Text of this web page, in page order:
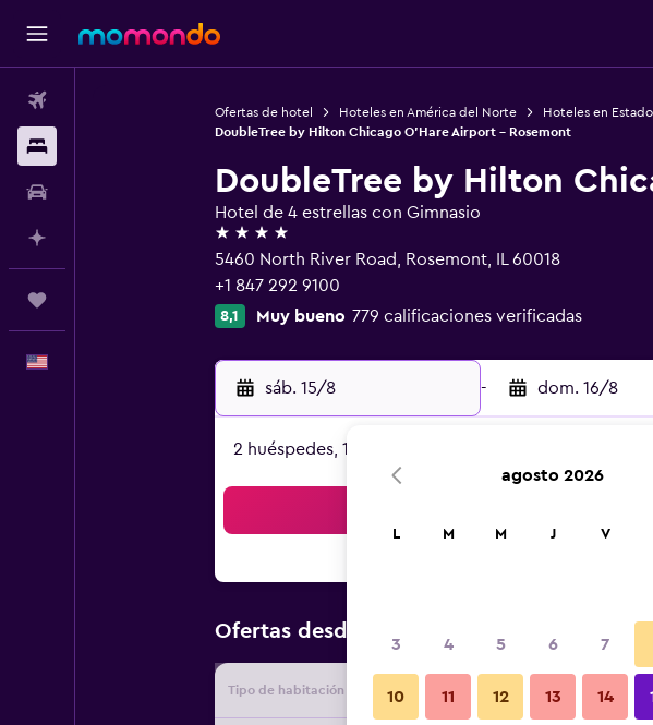
Ofertas de hotel Hoteles en América del Norte Hoteles en
DoubleTree by Hilton Chicago O'Hare Airport - Rosemont
DoubleTree by Hilton
Hotel de 4 estrellas con Gimnasio
4 estrellas
5460 North River Road, Rosemont, IL 60018
+1 847 292 9100
8,1 Muy bueno 779 calificaciones verificadas
sáb. 15/8 - dom. 16/8
2 huéspedes, 1 habitación
Ofertas desde Oferta más barata de precio
Tipo de habitación Proveedor Total noche
agosto 2026
L M M J V
3 4 5 6 7
10 11 12 13 14